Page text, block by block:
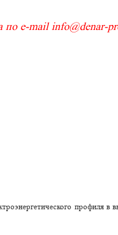
по e-mail info@denar-
профиля